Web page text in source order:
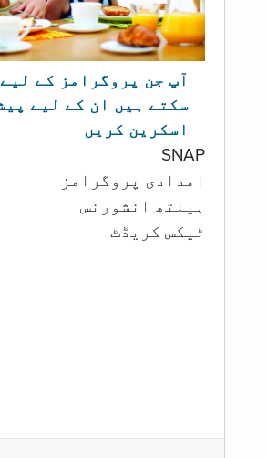
آپ جن پروگرامز کے
سکتے ہیں ان کے لیے
اسکرین کریں
SNAP
امدادی پروگرامز
‏ہیلتھ انشورنس
ٹیکس کریڈٹ